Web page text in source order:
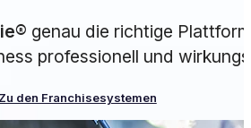
genau die richtige
professionell und
Zu den Franchisesystemen